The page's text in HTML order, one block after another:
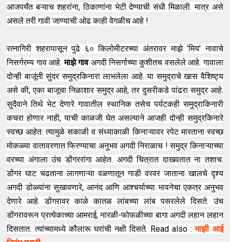
आजपर्यंत बऱ्याच शहरांना, ठिकाणांना भेटी देण्याची संधी मिळाली. मात्र असे
असले तरी गावी जाण्याची ओढ काही वेगळीच आहे !
रत्नागिरी शहरापासून पुढे ६० किलोमीटरच्या अंतरावर माझे ‘मिय' नावाचे
निसर्गरम्य गाव आहे.माझे गावअगदी निसर्गाच्या कुशीतच वसलेले आहे. गावाला
दोन्ही बाजूंनी सुंदर समुद्रकिनारा लाभलेला आहे. या समुद्राचे खास वैशिष्ट्य
असे की, एका बाजूचा निळाशार समुद्र आहे, तर दुसरीकडे पांढरा समुद्र आहे.
सुदैवाने तिथे भेट देणारे गावातील स्थानिक तसेच पर्यटकही समुद्राकिनारी
कचरा होणार नाही, याची काळजी घेत असल्याने आजही दोन्ही समुद्रकिनारे
स्वच्छ आहेत. त्यामुळे सकाळी व संध्याकाळी किनाऱ्यावर रपेट मारताना स्वच्छ
मोकळ्या वातावरणात फिरण्याचा अनुभव अगदी निराळाच ! समुद्र किनाऱ्याच्या
वरच्या अंगाला उंच डोंगररांगा आहेत. अगदी चित्रात दाखवतात ना तशाच.
डोंगर घाट चढताना लागणाऱ्या वळणातून गाडी वरवर जाताना खालचे दृश्य
अगदी डोळ्यांना सुखावणारे, आनंद आणि आश्चर्याच्या भावनेचा एकत्र अनुभव
देणारे आहे. डोंगरावर काळे कातळ लांबच्या लांब पसरलेले दिसते. उंच
डोंगरावरून प्रत्येकाच्या आमराई, नारळी-फोफळीच्या बागा अगदी लहान लहान
दिसतात. त्यांच्यामध्ये कौलारू घरांची नक्षी दिसते. Read also :माझी आई